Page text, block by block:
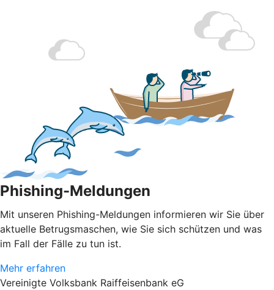
Phishing-Meldungen
Mit unseren Phishing-Meldungen informieren wir Sie über
aktuelle Betrugsmaschen, wie Sie sich schützen und was
im Fall der Fälle zu tun ist.
Mehr erfahren
Vereinigte Volksbank Raiffeisenbank eG